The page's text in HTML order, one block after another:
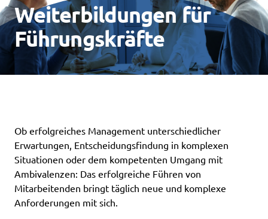
Die Akademie
Weiterbildungen für
Führungskräfte
Ob erfolgreiches Management unterschiedlicher
Erwartungen, Entscheidungsfindung in komplexen
Situationen oder dem kompetenten Umgang mit
Ambivalenzen: Das erfolgreiche Führen von
Mitarbeitenden bringt täglich neue und komplexe
Anforderungen mit sich.